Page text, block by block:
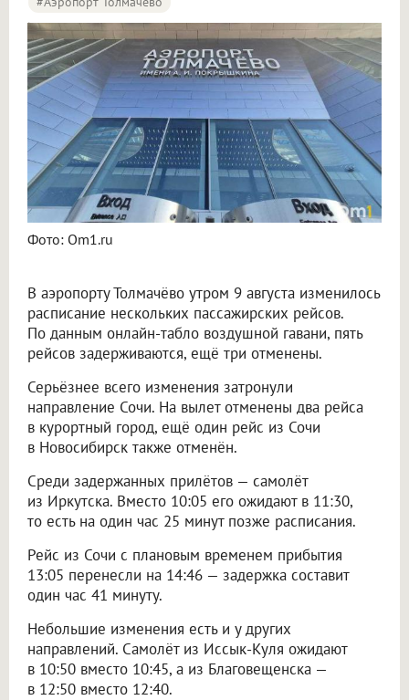
Фото: Om1.ru
В аэропорту Толмачёво утром 9 августа изменилось
расписание нескольких пассажирских рейсов.
По данным онлайн-табло воздушной гавани, пять
рейсов задерживаются, ещё три отменены.
Серьёзнее всего изменения затронули
направление Сочи. На вылет отменены два рейса
в курортный город, ещё один рейс из Сочи
в Новосибирск также отменён.
Среди задержанных прилётов — самолёт
из Иркутска. Вместо 10:05 его ожидают в 11:30,
то есть на один час 25 минут позже расписания.
Рейс из Сочи с плановым временем прибытия
13:05 перенесли на 14:46 — задержка составит
один час 41 минуту.
Небольшие изменения есть и у других
направлений. Самолёт из Иссык-Куля ожидают
в 10:50 вместо 10:45, а из Благовещенска —
в 12:50 вместо 12:40.